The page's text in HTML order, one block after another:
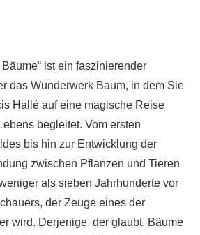
ist ein faszinierender
das Wunderwerk Baum, in dem Sie
Hallé auf eine magische Reise
begleitet. Vom ersten
bis hin zur Entwicklung der
zwischen Pflanzen und Tieren
als sieben Jahrhunderte vor
der Zeuge eines der
wird. Derjenige, der glaubt, Bäume